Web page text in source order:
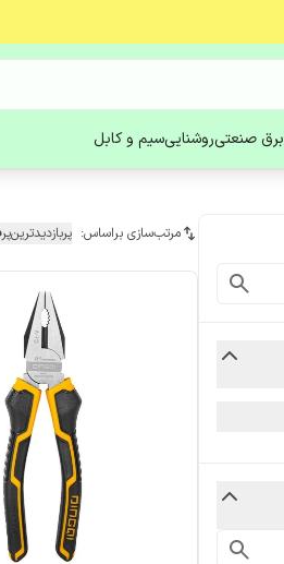
برق صنعتیروشناییسیم و کابل
مرتب‌سازی براساس: پربازدیدترین